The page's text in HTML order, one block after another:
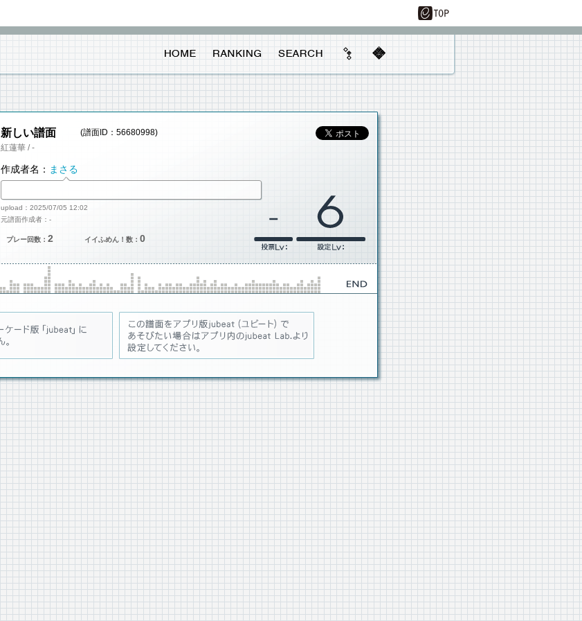
新しい譜面
(譜面ID：56680998)
紅蓮華 / -
作成者名： まさる
upload：2025/07/05 12:02
元譜面作成者：-
プレー回数： 2 イイふめん！数： 0